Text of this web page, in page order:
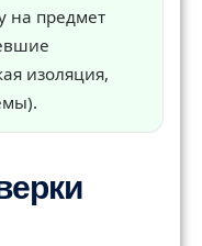
на предмет
изоляция,